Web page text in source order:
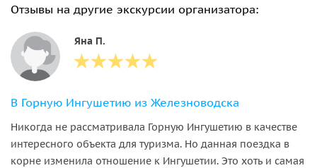
Отзывы на другие экскурсии организатора:
Яна П.
В Горную Ингушетию из Железноводска
Никогда не рассматривала Горную Ингушетию в качестве
интересного объекта для туризма. Но данная поездка в
корне изменила отношение к Ингушетии. Это хоть и самая